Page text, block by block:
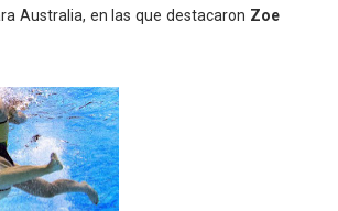
Australia, en las que destacaron Zoe